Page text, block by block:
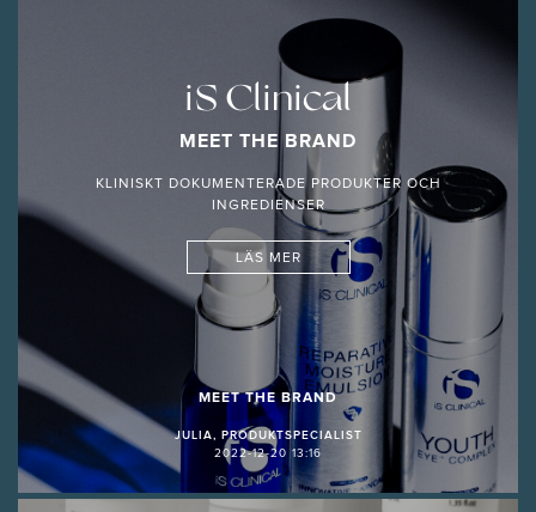
iS Clinical
MEET THE BRAND
KLINISKT DOKUMENTERADE PRODUKTER OCH
INGREDIENSER
LÄS MER
MEET THE BRAND
JULIA, PRODUKTSPECIALIST
2022-12-20 13:16